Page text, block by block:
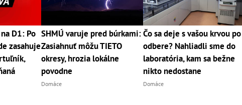
D1: Po
zasahuje
SHMÚ varuje pred búrkami:
Zasiahnuť môžu TIETO
okresy, hrozia lokálne
povodne
Domáce
Čo sa deje s vašou krvou po
odbere? Nahliadli sme do
laboratória, kam sa bežne
nikto nedostane
Domáce